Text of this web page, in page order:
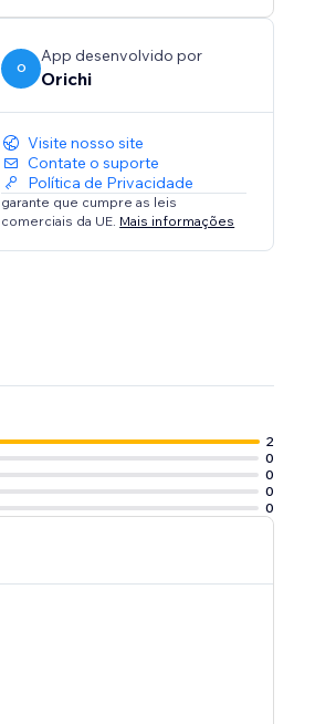
O
App desenvolvido por
Orichi
Visite nosso site
Contate o suporte
Política de Privacidade
garante que cumpre as leis
comerciais da UE. Mais informações
2
0
0
0
0